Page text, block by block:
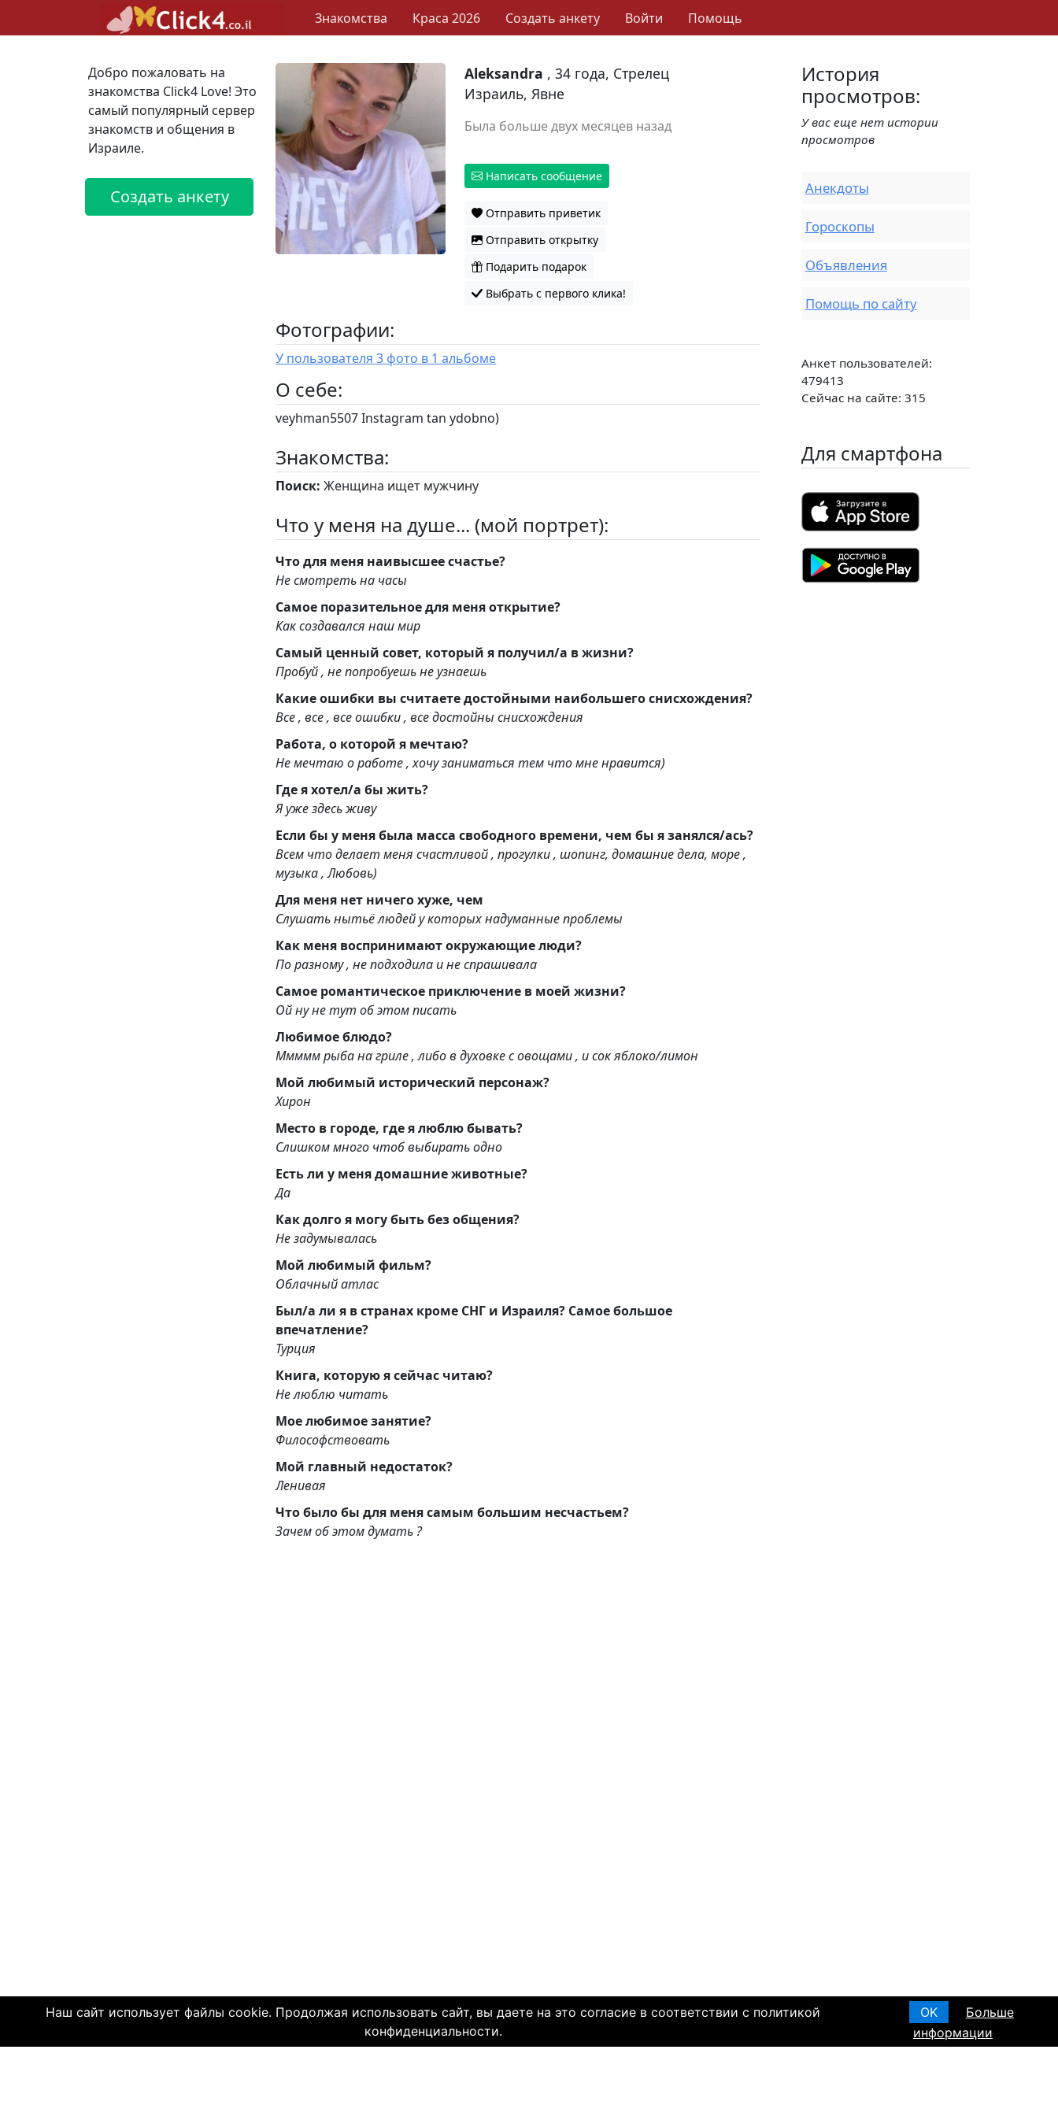
Наш сайт использует файлы cookie. Продолжая использовать сайт, вы даете на это согласие в соответствии с политикой
конфиденциальности.
OK
Больше
информации
Знакомства Краса 2026 Создать анкету Войти Помощь
Добро пожаловать на
знакомства Click4 Love! Это
самый популярный сервер
знакомств и общения в
Израиле.
Создать анкету
Aleksandra , 34 года, Стрелец
Израиль, Явне
Была больше двух месяцев назад
Написать сообщение
Отправить приветик
Отправить открытку
Подарить подарок
Выбрать с первого клика!
Фотографии:
У пользователя 3 фото в 1 альбоме
O себе:
veyhman5507 Instagram tan ydobno)
Знакомства:
Поиск: Женщина ищет мужчину
Что у меня на душе... (мой портрет):
Что для меня наивысшее счастье?
Не смотреть на часы
Самое поразительное для меня открытие?
Как создавался наш мир
Самый ценный совет, который я получил/а в жизни?
Пробуй , не попробуешь не узнаешь
Какие ошибки вы считаете достойными наибольшего снисхождения?
Все , все , все ошибки , все достойны снисхождения
Работа, о которой я мечтаю?
Не мечтаю о работе , хочу заниматься тем что мне нравится)
Где я хотел/а бы жить?
Я уже здесь живу
Если бы у меня была масса свободного времени, чем бы я занялся/ась?
Всем что делает меня счастливой , прогулки , шопинг, домашние дела, море ,
музыка , Любовь)
Для меня нет ничего хуже, чем
Слушать нытьё людей у которых надуманные проблемы
Как меня воспринимают окружающие люди?
По разному , не подходила и не спрашивала
Самое романтическое приключение в моей жизни?
Ой ну не тут об этом писать
Любимое блюдо?
Ммммм рыба на гриле , либо в духовке с овощами , и сок яблоко/лимон
Мой любимый исторический персонаж?
Хирон
Место в городе, где я люблю бывать?
Слишком много чтоб выбирать одно
Есть ли у меня домашние животные?
Да
Как долго я могу быть без общения?
Не задумывалась
Мой любимый фильм?
Облачный атлас
Был/а ли я в странах кроме СНГ и Израиля? Самое большое
впечатление?
Турция
Книга, которую я сейчас читаю?
Не люблю читать
Мое любимое занятие?
Философствовать
Мой главный недостаток?
Ленивая
Что было бы для меня самым большим несчастьем?
Зачем об этом думать ?
История
просмотров:
У вас еще нет истории
просмотров
Анекдоты
Гороскопы
Объявления
Помощь по сайту
Анкет пользователей:
479413
Сейчас на сайте: 315
Для смартфона